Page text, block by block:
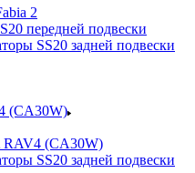
2
передней подвески
SS20 задней подвески
(CA30W)
(CA30W)
SS20 задней подвески